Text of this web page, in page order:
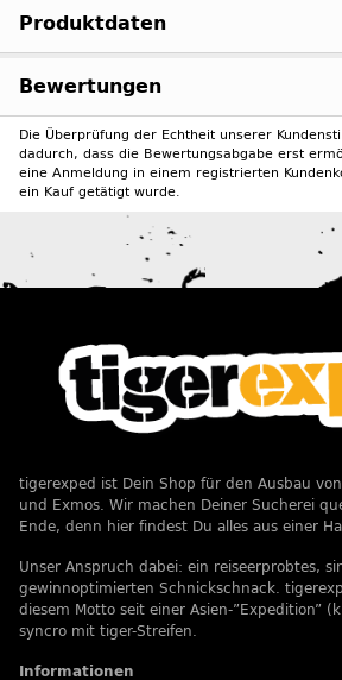
Produktdaten
Bewertungen
Die Überprüfung der Echtheit unserer
dadurch, dass die Bewertungsabgabe erst
eine Anmeldung in einem registrierten
ein Kauf getätigt wurde.
tigerexped ist Dein Shop für den Ausbau
und Exmos. Wir machen Deiner Sucherei
Ende, denn hier findest Du alles aus einer
Unser Anspruch dabei: ein reiseerprobtes,
gewinnoptimierten Schnickschnack.
diesem Motto seit einer Asien-”Expedition”
syncro mit tiger-Streifen.
Informationen